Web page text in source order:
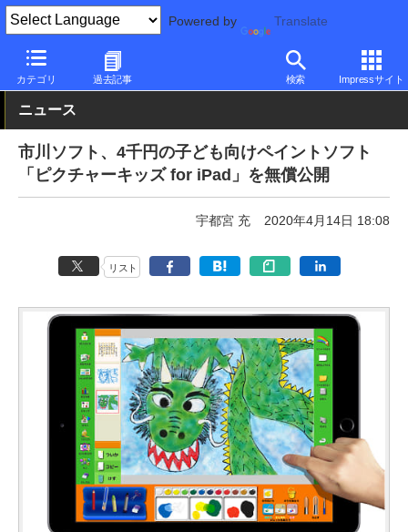
Powered by Translate
カテゴリ 過去記事 検索 Impressサイト
PC Watch ソフトウェア/アプリ 他ソフト/アプリ その他
ニュース
市川ソフト、4千円の子ども向けペイントソフト
「ピクチャーキッズ for iPad」を無償公開
宇都宮 充 2020年4月14日 18:08
リスト